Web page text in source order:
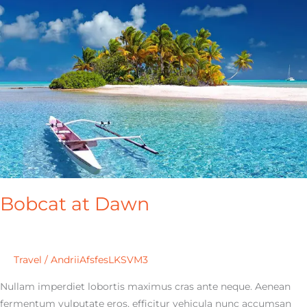
Bobcat at Dawn
Travel / AndriiAfsfesLKSVM3
Nullam imperdiet lobortis maximus cras ante neque. Aenean
fermentum vulputate eros, efficitur vehicula nunc accumsan